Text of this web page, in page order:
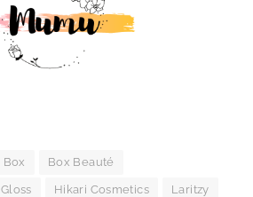
Box Box Beauté
Gloss Hikari Cosmetics Laritzy